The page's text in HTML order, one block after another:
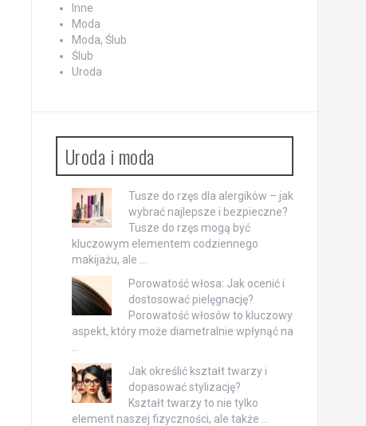
Inne
Moda
Moda, Ślub
Ślub
Uroda
Uroda i moda
Tusze do rzęs dla alergików – jak
wybrać najlepsze i bezpieczne?
Tusze do rzęs mogą być
kluczowym elementem codziennego
makijażu, ale …
Porowatość włosa: Jak ocenić i
dostosować pielęgnację?
Porowatość włosów to kluczowy
aspekt, który może diametralnie wpłynąć na
Jak określić kształt twarzy i
dopasować stylizację?
Kształt twarzy to nie tylko
element naszej fizyczności, ale także …